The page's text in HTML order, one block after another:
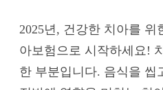
2025년, 건강한 치아를 위
아보험으로 시작하세요!
한 부분입니다. 음식을 씹